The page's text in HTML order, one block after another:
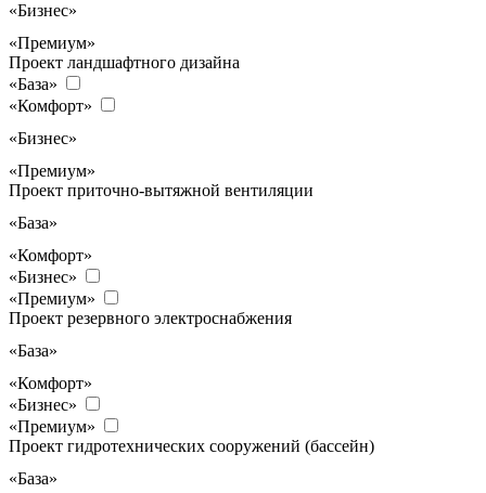
«Бизнес»
«Премиум»
Проект ландшафтного дизайна
«База»
«Комфорт»
«Бизнес»
«Премиум»
Проект приточно-вытяжной вентиляции
«База»
«Комфорт»
«Бизнес»
«Премиум»
Проект резервного электроснабжения
«База»
«Комфорт»
«Бизнес»
«Премиум»
Проект гидротехнических сооружений (бассейн)
«База»